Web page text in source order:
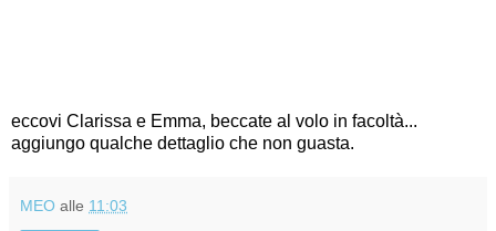
eccovi Clarissa e Emma, beccate al volo in facoltà...
aggiungo qualche dettaglio che non guasta.
MEO alle 11:03